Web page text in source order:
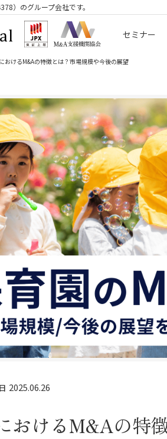
）のグループ会社です。
セミナー
おけるM&Aの特徴とは？市場規模や今後の展望
2025.06.26
おけるM&Aの特